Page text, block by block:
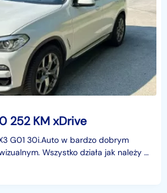
252 KM xDrive
G01 30i.Auto w bardzo dobrym
Wszystko działa jak należy –
4x4 sprawnyWnętrze czy